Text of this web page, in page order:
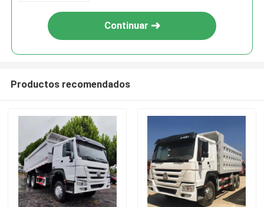
Continuar
Productos recomendados